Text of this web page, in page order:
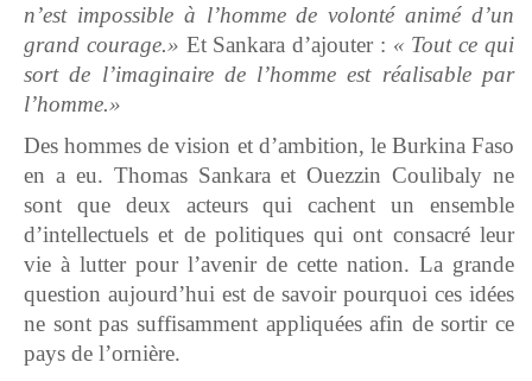
n’est impossible à l’homme de volonté animé d’un
grand courage.» Et Sankara d’ajouter : « Tout ce qui
sort de l’imaginaire de l’homme est réalisable par
l’homme.»
Des hommes de vision et d’ambition, le Burkina Faso
en a eu. Thomas Sankara et Ouezzin Coulibaly ne
sont que deux acteurs qui cachent un ensemble
d’intellectuels et de politiques qui ont consacré leur
vie à lutter pour l’avenir de cette nation. La grande
question aujourd’hui est de savoir pourquoi ces idées
ne sont pas suffisamment appliquées afin de sortir ce
pays de l’ornière.